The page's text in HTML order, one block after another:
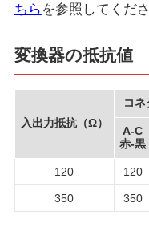
ちら を参照してくださ
変換器の抵抗値
入出力抵抗（Ω）
コ
A-C
赤-黒
120 120
350 350